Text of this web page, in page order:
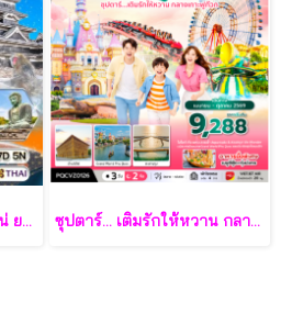
ทัวร์ญี่ปุ่น โตเกียว นากาโน่ ยามานาชิ 7 วัน - TG ซุปตาร์... เติมรักให้หวาน กลางเกาะฟูก๊วก 3 วัน 2 คืน - VZ